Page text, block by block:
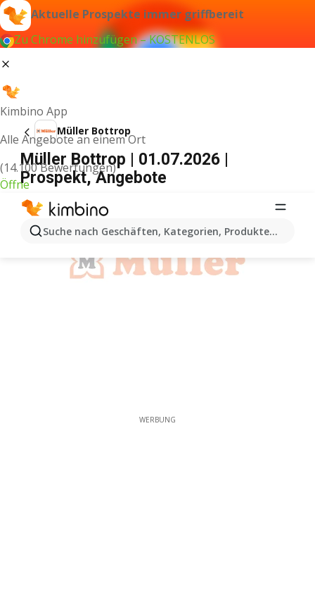
Aktuelle Prospekte immer griffbereit
Zu Chrome hinzufügen – KOSTENLOS
Kimbino App
Alle Angebote an einem Ort
(14.100 Bewertungen)
Öffne
Suche nach Geschäften, Kategorien, Produkten...
Müller Bottrop
Müller Bottrop | 01.07.2026 |
Prospekt, Angebote
WERBUNG